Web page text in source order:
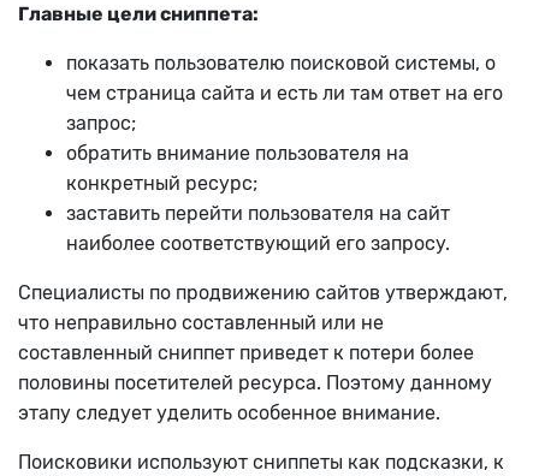
Главные цели сниппета:
показать пользователю поисковой системы, о
чем страница сайта и есть ли там ответ на его
запрос;
обратить внимание пользователя на
конкретный ресурс;
заставить перейти пользователя на сайт
наиболее соответствующий его запросу.
Специалисты по продвижению сайтов утверждают,
что неправильно составленный или не
составленный сниппет приведет к потери более
половины посетителей ресурса. Поэтому данному
этапу следует уделить особенное внимание.
Поисковики используют сниппеты как подсказки, к